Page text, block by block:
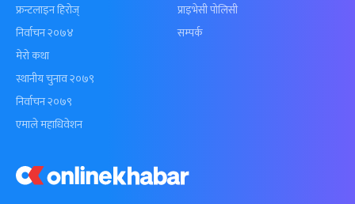
फ्रन्टलाइन हिरोज्
निर्वाचन २०७४
मेरो कथा
स्थानीय चुनाव २०७९
निर्वाचन २०७९
एमाले महाधिवेशन
प्राइभेसी पोलिसी
सम्पर्क